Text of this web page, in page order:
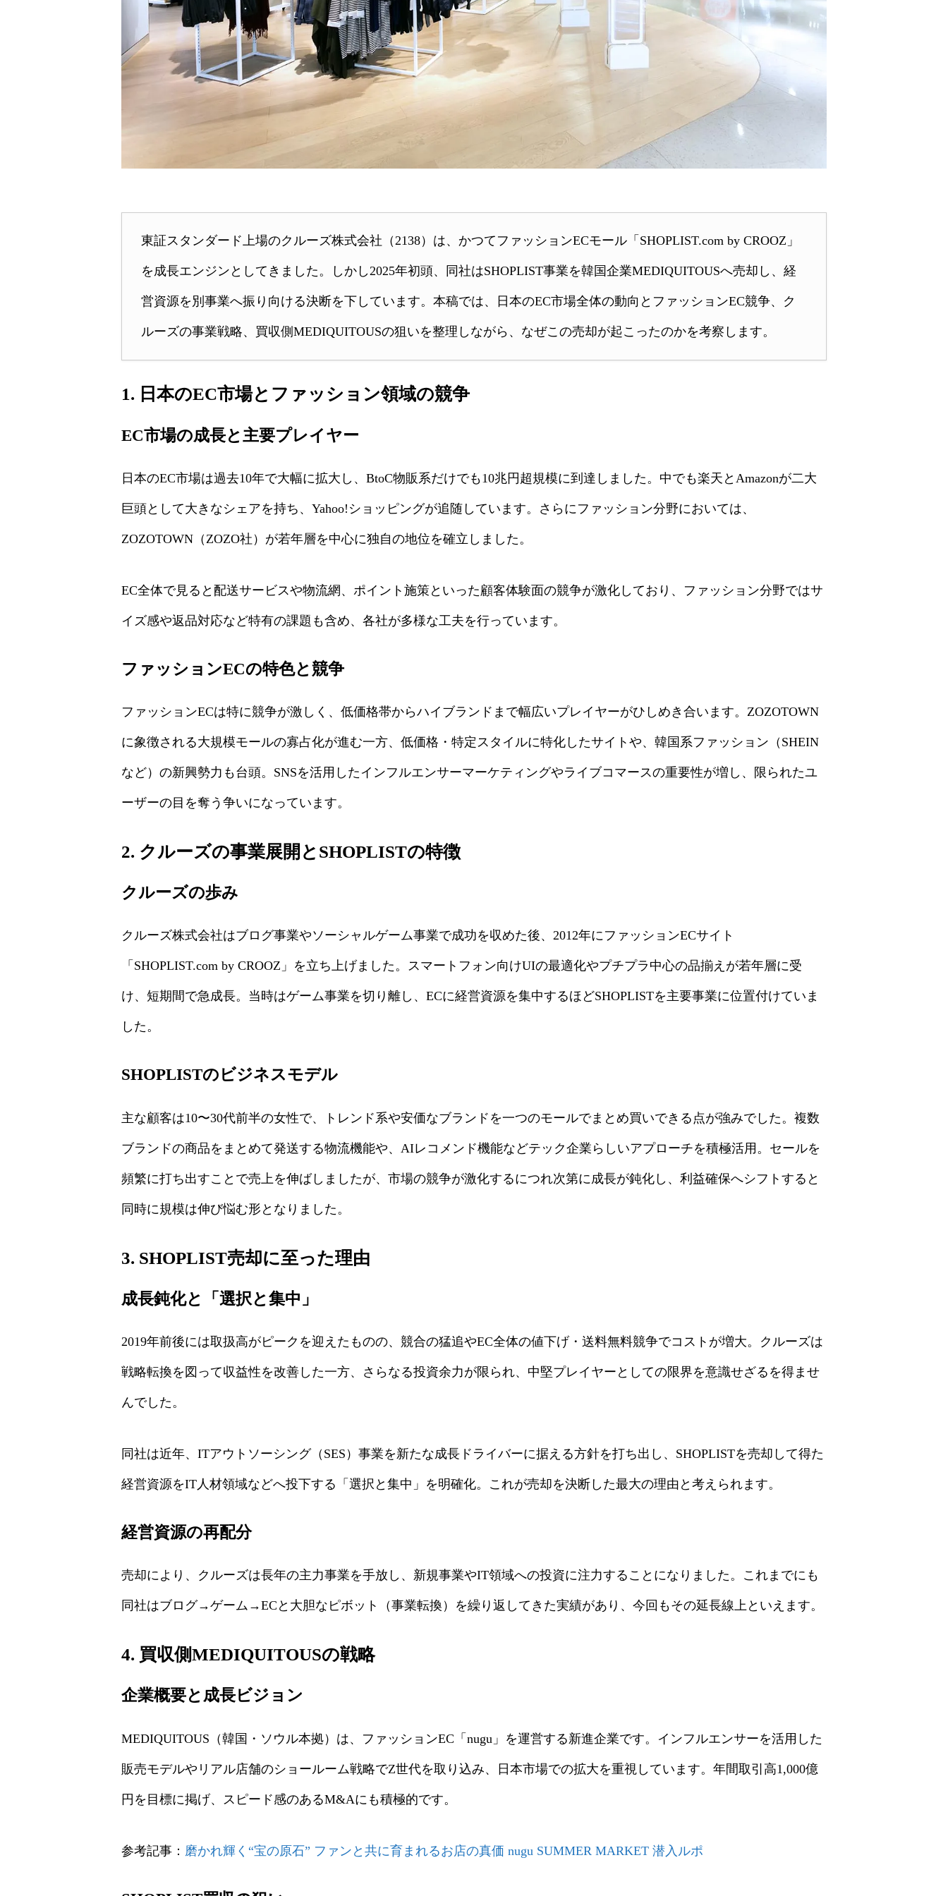
東証スタンダード上場のクルーズ株式会社（2138）は、かつてファッションECモール「SHOPLIST.com by CROOZ」
を成長エンジンとしてきました。しかし2025年初頭、同社はSHOPLIST事業を韓国企業MEDIQUITOUSへ売却し、経
営資源を別事業へ振り向ける決断を下しています。本稿では、日本のEC市場全体の動向とファッションEC競争、ク
ルーズの事業戦略、買収側MEDIQUITOUSの狙いを整理しながら、なぜこの売却が起こったのかを考察します。
1. 日本のEC市場とファッション領域の競争
EC市場の成長と主要プレイヤー
日本のEC市場は過去10年で大幅に拡大し、BtoC物販系だけでも10兆円超規模に到達しました。中でも楽天とAmazonが二大
巨頭として大きなシェアを持ち、Yahoo!ショッピングが追随しています。さらにファッション分野においては、
ZOZOTOWN（ZOZO社）が若年層を中心に独自の地位を確立しました。
EC全体で見ると配送サービスや物流網、ポイント施策といった顧客体験面の競争が激化しており、ファッション分野ではサ
イズ感や返品対応など特有の課題も含め、各社が多様な工夫を行っています。
ファッションECの特色と競争
ファッションECは特に競争が激しく、低価格帯からハイブランドまで幅広いプレイヤーがひしめき合います。ZOZOTOWN
に象徴される大規模モールの寡占化が進む一方、低価格・特定スタイルに特化したサイトや、韓国系ファッション（SHEIN
など）の新興勢力も台頭。SNSを活用したインフルエンサーマーケティングやライブコマースの重要性が増し、限られたユ
ーザーの目を奪う争いになっています。
2. クルーズの事業展開とSHOPLISTの特徴
クルーズの歩み
クルーズ株式会社はブログ事業やソーシャルゲーム事業で成功を収めた後、2012年にファッションECサイト
「SHOPLIST.com by CROOZ」を立ち上げました。スマートフォン向けUIの最適化やプチプラ中心の品揃えが若年層に受
け、短期間で急成長。当時はゲーム事業を切り離し、ECに経営資源を集中するほどSHOPLISTを主要事業に位置付けていま
した。
SHOPLISTのビジネスモデル
主な顧客は10〜30代前半の女性で、トレンド系や安価なブランドを一つのモールでまとめ買いできる点が強みでした。複数
ブランドの商品をまとめて発送する物流機能や、AIレコメンド機能などテック企業らしいアプローチを積極活用。セールを
頻繁に打ち出すことで売上を伸ばしましたが、市場の競争が激化するにつれ次第に成長が鈍化し、利益確保へシフトすると
同時に規模は伸び悩む形となりました。
3. SHOPLIST売却に至った理由
成長鈍化と「選択と集中」
2019年前後には取扱高がピークを迎えたものの、競合の猛追やEC全体の値下げ・送料無料競争でコストが増大。クルーズは
戦略転換を図って収益性を改善した一方、さらなる投資余力が限られ、中堅プレイヤーとしての限界を意識せざるを得ませ
んでした。
同社は近年、ITアウトソーシング（SES）事業を新たな成長ドライバーに据える方針を打ち出し、SHOPLISTを売却して得た
経営資源をIT人材領域などへ投下する「選択と集中」を明確化。これが売却を決断した最大の理由と考えられます。
経営資源の再配分
売却により、クルーズは長年の主力事業を手放し、新規事業やIT領域への投資に注力することになりました。これまでにも
同社はブログ→ゲーム→ECと大胆なピボット（事業転換）を繰り返してきた実績があり、今回もその延長線上といえます。
4. 買収側MEDIQUITOUSの戦略
企業概要と成長ビジョン
MEDIQUITOUS（韓国・ソウル本拠）は、ファッションEC「nugu」を運営する新進企業です。インフルエンサーを活用した
販売モデルやリアル店舗のショールーム戦略でZ世代を取り込み、日本市場での拡大を重視しています。年間取引高1,000億
円を目標に掲げ、スピード感のあるM&Aにも積極的です。
参考記事： 磨かれ輝く“宝の原石” ファンと共に育まれるお店の真価 nugu SUMMER MARKET 潜入ルポ